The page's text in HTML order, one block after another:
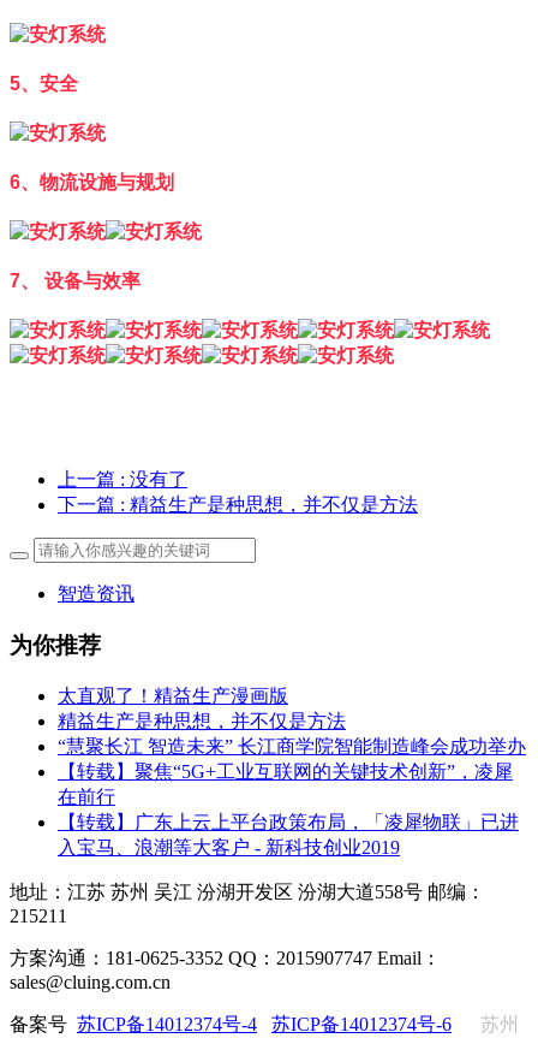
5、安全
6、物流设施与规划
7、 设备与效率
上一篇 : 没有了
下一篇 : 精益生产是种思想，并不仅是方法
智造资讯
为你推荐
太直观了！精益生产漫画版
精益生产是种思想，并不仅是方法
“慧聚长江 智造未来” 长江商学院智能制造峰会成功举办
【转载】聚焦“5G+工业互联网的关键技术创新”，凌犀
在前行
【转载】广东上云上平台政策布局，「凌犀物联」已进
入宝马、浪潮等大客户 - 新科技创业2019
地址：江苏 苏州 吴江 汾湖开发区 汾湖大道558号 邮编：
215211
方案沟通：181-0625-3352 QQ：2015907747 Email：
sales@cluing.com.cn
备案号 苏ICP备14012374号-4 苏ICP备14012374号-6 苏州